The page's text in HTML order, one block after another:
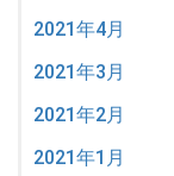
2021年4月
2021年3月
2021年2月
2021年1月